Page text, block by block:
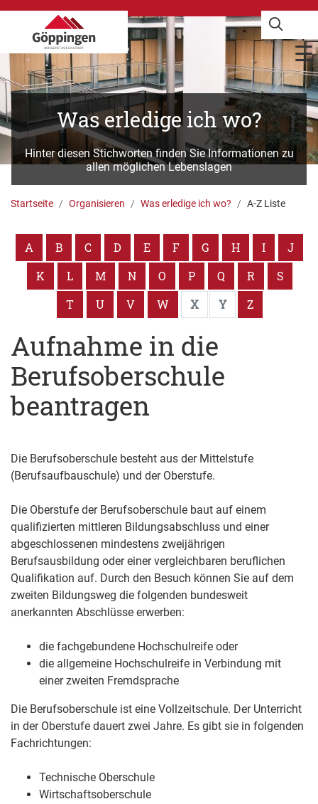
Was erledige ich wo?
Hinter diesen Stichworten finden Sie Informationen zu
allen möglichen Lebenslagen
Startseite Organisieren Was erledige ich wo? A-Z Liste
A B C D E F G H I
J
K
L M N O P Q R
S
T
U V W X Y Z
Aufnahme in die
Berufsoberschule
beantragen
Die Berufsoberschule besteht aus der Mittelstufe
(Berufsaufbauschule) und der Oberstufe.
Die Oberstufe der Berufsoberschule baut auf einem
qualifizierten mittleren Bildungsabschluss und einer
abgeschlossenen mindestens zweijährigen
Berufsausbildung oder einer vergleichbaren beruflichen
Qualifikation auf. Durch den Besuch können Sie auf dem
zweiten Bildungsweg die folgenden bundesweit
anerkannten Abschlüsse erwerben:
die fachgebundene Hochschulreife oder
die allgemeine Hochschulreife in Verbindung mit
einer zweiten Fremdsprache
Die Berufsoberschule ist eine Vollzeitschule. Der Unterricht
in der Oberstufe dauert zwei Jahre. Es gibt sie in folgenden
Fachrichtungen:
Technische Oberschule
Wirtschaftsoberschule